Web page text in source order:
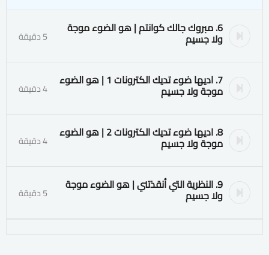
6. مبروك جالك كوانتم | هو الضوء موجة
ولا جسيم 5 دقيقة
7. اديها ضوء تديك الكترونات 1 | هو الضوء
موجة ولا جسيم 4 دقيقة
8. اديها ضوء تديك الكترونات 2 | هو الضوء
موجة ولا جسيم 4 دقيقة
9. النظرية التي أنقذتني | هو الضوء موجة
ولا جسيم 5 دقيقة